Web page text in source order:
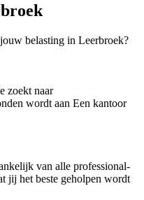
belasting in Leerbroek?
zoekt naar
wordt aan Een kantoor
van alle professional-
jij het beste geholpen wordt